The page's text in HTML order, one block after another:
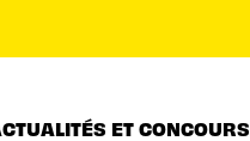
ET CONCOURS